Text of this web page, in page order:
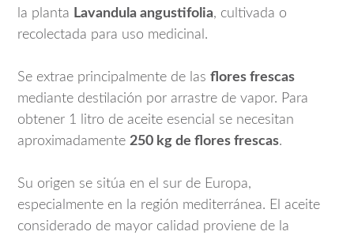
la planta Lavandula angustifolia, cultivada o
recolectada para uso medicinal.
Se extrae principalmente de las flores frescas
mediante destilación por arrastre de vapor. Para
obtener 1 litro de aceite esencial se necesitan
aproximadamente 250 kg de flores frescas.
Su origen se sitúa en el sur de Europa,
especialmente en la región mediterránea. El aceite
considerado de mayor calidad proviene de la